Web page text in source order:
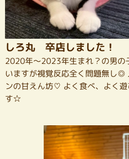
しろ丸 卒店しました！
2020年～2023年生まれ？の男の
いますが視覚反応全く問題無し◎
ンの甘えん坊♡ よく食べ、よく
す☆